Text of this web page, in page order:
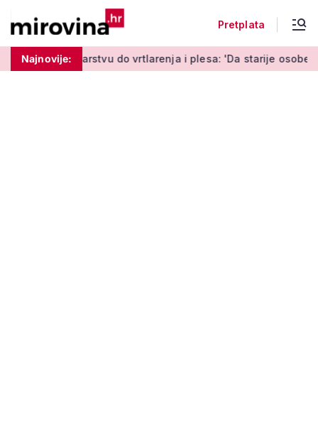
Pretplata
Najnovije:
do vrtlarenja i plesa: 'Da starije osobe ne ostavimo